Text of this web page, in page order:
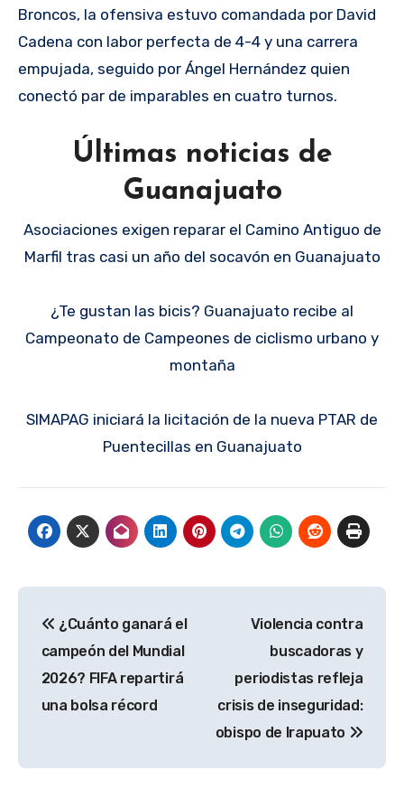
Broncos, la ofensiva estuvo comandada por David
Cadena con labor perfecta de 4-4 y una carrera
empujada, seguido por Ángel Hernández quien
conectó par de imparables en cuatro turnos.
Últimas noticias de
Guanajuato
Asociaciones exigen reparar el Camino Antiguo de
Marfil tras casi un año del socavón en Guanajuato
¿Te gustan las bicis? Guanajuato recibe al
Campeonato de Campeones de ciclismo urbano y
montaña
SIMAPAG iniciará la licitación de la nueva PTAR de
Puentecillas en Guanajuato
de
entradas
¿Cuánto ganará el
campeón del Mundial
2026? FIFA repartirá
una bolsa récord
Violencia contra
buscadoras y
periodistas refleja
crisis de inseguridad:
obispo de Irapuato